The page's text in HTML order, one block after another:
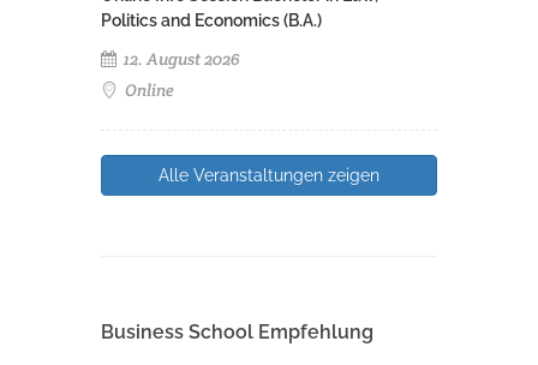
Politics and Economics (B.A.)
12. August 2026
Online
Alle Veranstaltungen zeigen
Business School Empfehlung